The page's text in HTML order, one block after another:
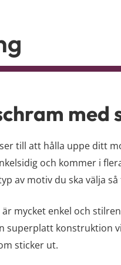
med
till att hålla uppe ditt
och kommer i
av motiv du ska välja
mycket enkel och
superplatt konstruktion
sticker ut.